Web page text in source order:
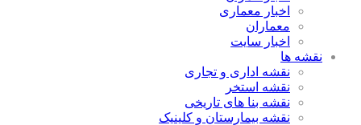
اخبار معماری
معماران
اخبار سایت
نقشه ها
نقشه اداری و تجاری
نقشه استخر
نقشه بنا های تاریخی
نقشه بیمارستان و کلینیک